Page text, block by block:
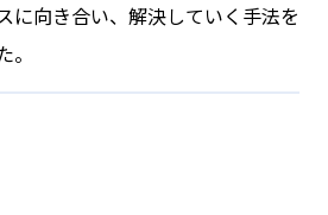
に向き合い、解決していく手法を